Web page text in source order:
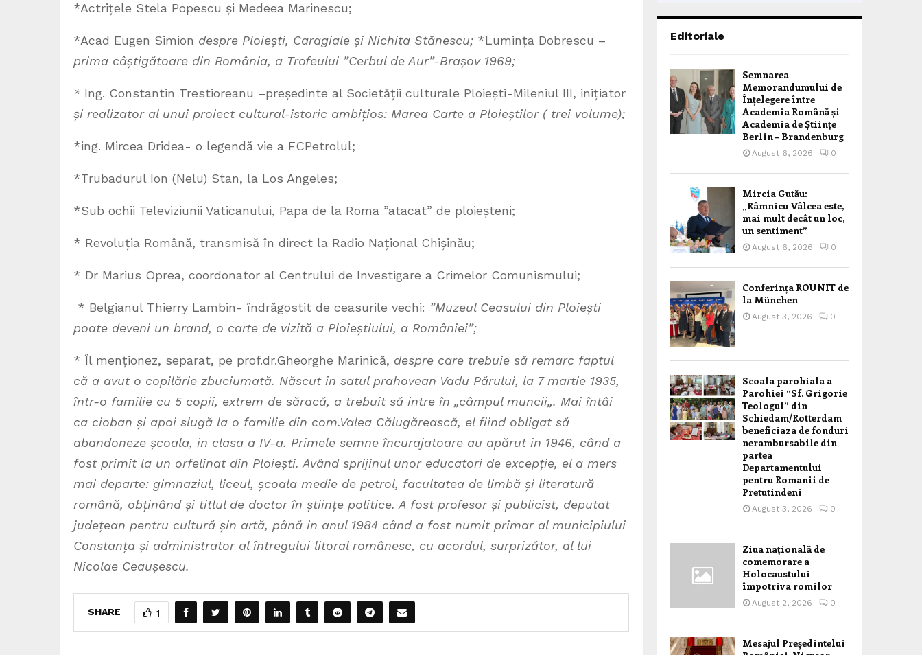
*Actrițele Stela Popescu și Medeea Marinescu;
*Acad Eugen Simion despre Ploiești, Caragiale și Nichita Stănescu; *Lumința Dobrescu –
prima câștigătoare din România, a Trofeului ”Cerbul de Aur”-Brașov 1969;
*Ing. Constantin Trestioreanu –președinte al Societății culturale Ploiești-Mileniul III, inițiator
și realizator al unui proiect cultural-istoric ambițios: Marea Carte a Ploieștilor ( trei volume);
*ing. Mircea Dridea- o legendă vie a FCPetrolul;
*Trubadurul Ion (Nelu) Stan, la Los Angeles;
*Sub ochii Televiziunii Vaticanului, Papa de la Roma ”atacat” de ploieșteni;
* Revoluția Română, transmisă în direct la Radio Național Chișinău;
* Dr Marius Oprea, coordonator al Centrului de Investigare a Crimelor Comunismului;
* Belgianul Thierry Lambin- îndrăgostit de ceasurile vechi: ”Muzeul Ceasului din Ploiești
poate deveni un brand, o carte de vizită a Ploieștiului, a României”;
* Îl menționez, separat, pe prof.dr.Gheorghe Marinică, despre care trebuie să remarc faptul
că a avut o copilărie zbuciumată. Născut în satul prahovean Vadu Părului, la 7 martie 1935,
într-o familie cu 5 copii, extrem de săracă, a trebuit să intre în „câmpul muncii„. Mai întâi
ca cioban și apoi slugă la o familie din com.Valea Călugărească, el fiind obligat să
abandoneze școala, in clasa a IV-a. Primele semne încurajatoare au apărut in 1946, când a
fost primit la un orfelinat din Ploiești. Având sprijinul unor educatori de excepție, el a mers
mai departe: gimnaziul, liceul, școala medie de petrol, facultatea de limbă și literatură
română, obținând și titlul de doctor în științe politice. A fost profesor și publicist, deputat
județean pentru cultură șin artă, până in anul 1984 când a fost numit primar al municipiului
Constanța și administrator al întregului litoral românesc, cu acordul, surprizător, al lui
Nicolae Ceaușescu.
SHARE 1
Editoriale
Semnarea
Memorandumului de
Înțelegere între
Academia Română și
Academia de Științe
Berlin – Brandenburg
August 6, 2026 0
Mircia Gutău:
„Râmnicu Vâlcea este,
mai mult decât un loc,
un sentiment”
August 6, 2026 0
Conferința ROUNIT de
la München
August 3, 2026 0
Scoala parohiala a
Parohiei “Sf. Grigorie
Teologul” din
Schiedam/Rotterdam
beneficiaza de fonduri
nerambursabile din
partea
Departamentului
pentru Romanii de
Pretutindeni
August 3, 2026 0
Ziua națională de
comemorare a
Holocaustului
împotriva romilor
August 2, 2026 0
Mesajul Președintelui